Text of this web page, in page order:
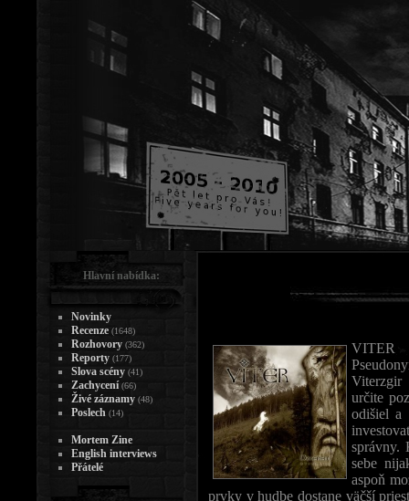
VITER
Viterzgir
určite
odišiel a
správny.
sebe
aspoň
prvky v hudbe dostane väčší
Hlavní nabídka:
Novinky
Recenze (1648)
Rozhovory (362)
Reporty (177)
Slova scény (41)
Zachycení (66)
Živé záznamy (48)
Poslech (14)
Mortem Zine
English interviews
Přátelé